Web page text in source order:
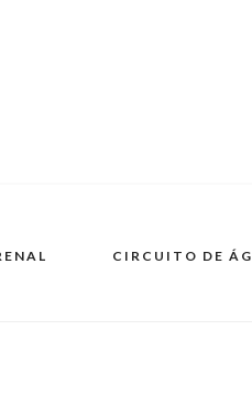
CIRCUITO DE